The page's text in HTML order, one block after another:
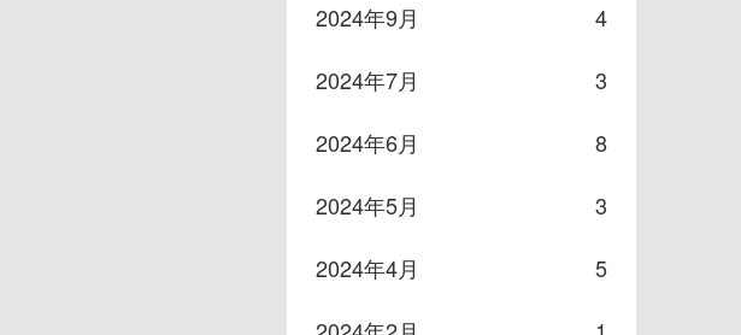
2024年9月
4
2024年7月
3
2024年6月
8
2024年5月
3
2024年4月
5